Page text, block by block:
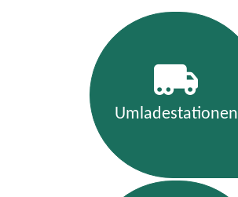
Umladestationen